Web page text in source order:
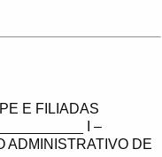
E FILIADAS
I –
ADMINISTRATIVO DE